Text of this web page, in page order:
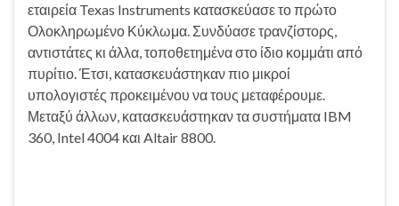
εταιρεία Texas Instruments κατασκεύασε το πρώτο
Ολοκληρωμένο Κύκλωμα. Συνδύασε τρανζίστορς,
αντιστάτες κι άλλα, τοποθετημένα στο ίδιο κομμάτι από
πυρίτιο. Έτσι, κατασκευάστηκαν πιο μικροί
υπολογιστές προκειμένου να τους μεταφέρουμε.
Μεταξύ άλλων, κατασκευάστηκαν τα συστήματα IBM
360, Intel 4004 και Altair 8800.